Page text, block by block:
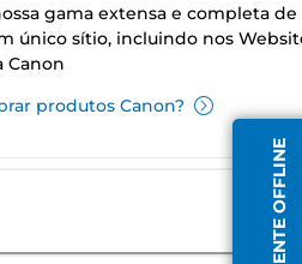
AGENTE OFFLINE
gama extensa e completa de
único sítio, incluindo nos
Canon
produtos Canon?